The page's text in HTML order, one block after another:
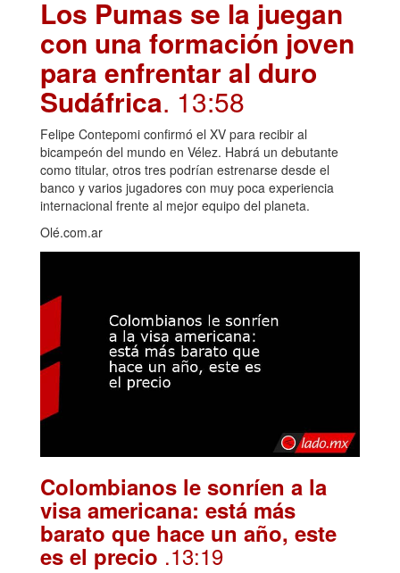
Los Pumas se la juegan
con una formación joven
para enfrentar al duro
Sudáfrica. 13:58
Felipe Contepomi confirmó el XV para recibir al
bicampeón del mundo en Vélez. Habrá un debutante
como titular, otros tres podrían estrenarse desde el
banco y varios jugadores con muy poca experiencia
internacional frente al mejor equipo del planeta.
Olé.com.ar
Colombianos le sonríen a la
visa americana: está más
barato que hace un año, este
es el precio .13:19